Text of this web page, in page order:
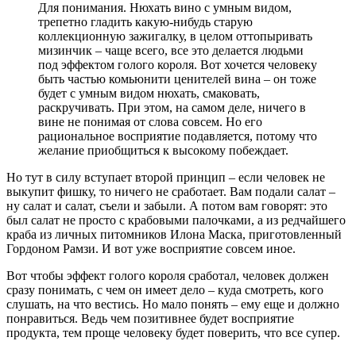
Для понимания. Нюхать вино с умным видом,
трепетно гладить какую-нибудь старую
коллекционную зажигалку, в целом оттопыривать
мизинчик – чаще всего, все это делается людьми
под эффектом голого короля. Вот хочется человеку
быть частью комьюнити ценителей вина – он тоже
будет с умным видом нюхать, смаковать,
раскручивать. При этом, на самом деле, ничего в
вине не понимая от слова совсем. Но его
рациональное восприятие подавляется, потому что
желание приобщиться к высокому побеждает.
Но тут в силу вступает второй принцип – если человек не
выкупит фишку, то ничего не сработает. Вам подали салат –
ну салат и салат, съели и забыли. А потом вам говорят: это
был салат не просто с крабовыми палочками, а из редчайшего
краба из личных питомников Илона Маска, приготовленный
Гордоном Рамзи. И вот уже восприятие совсем иное.
Вот чтобы эффект голого короля сработал, человек должен
сразу понимать, с чем он имеет дело – куда смотреть, кого
слушать, на что вестись. Но мало понять – ему еще и должно
понравиться. Ведь чем позитивнее будет восприятие
продукта, тем проще человеку будет поверить, что все супер.